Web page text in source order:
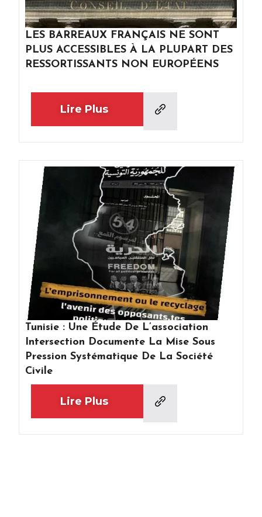
LES BARREAUX FRANÇAIS NE SONT
PLUS ACCESSIBLES À LA PLUPART DES
RESSORTISSANTS NON EUROPÉENS
Lire Plus
Tunisie : Une Étude De L’association
Intersection Documente La Mise Sous
Pression Systématique De La Société
Civile
Lire Plus